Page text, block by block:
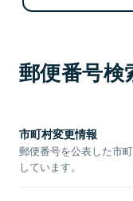
郵便番号検
市町村変更情報
郵便番号を公表した市
しています。